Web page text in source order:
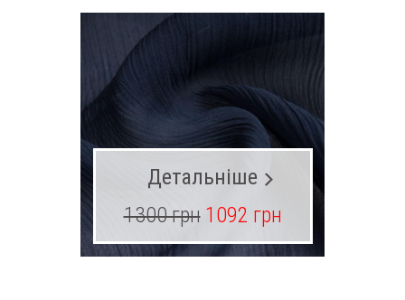
Детальніше
1300 грн 1092 грн